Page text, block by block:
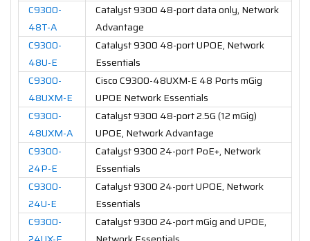
C9300-
48T-A
Catalyst 9300 48-port data only, Network
Advantage
C9300-
48U-E
Catalyst 9300 48-port UPOE, Network
Essentials
C9300-
48UXM-E
Cisco C9300-48UXM-E 48 Ports mGig
UPOE Network Essentials
C9300-
48UXM-A
Catalyst 9300 48-port 2.5G (12 mGig)
UPOE, Network Advantage
C9300-
24P-E
Catalyst 9300 24-port PoE+, Network
Essentials
C9300-
24U-E
Catalyst 9300 24-port UPOE, Network
Essentials
C9300-
Catalyst 9300 24-port mGig and UPOE,